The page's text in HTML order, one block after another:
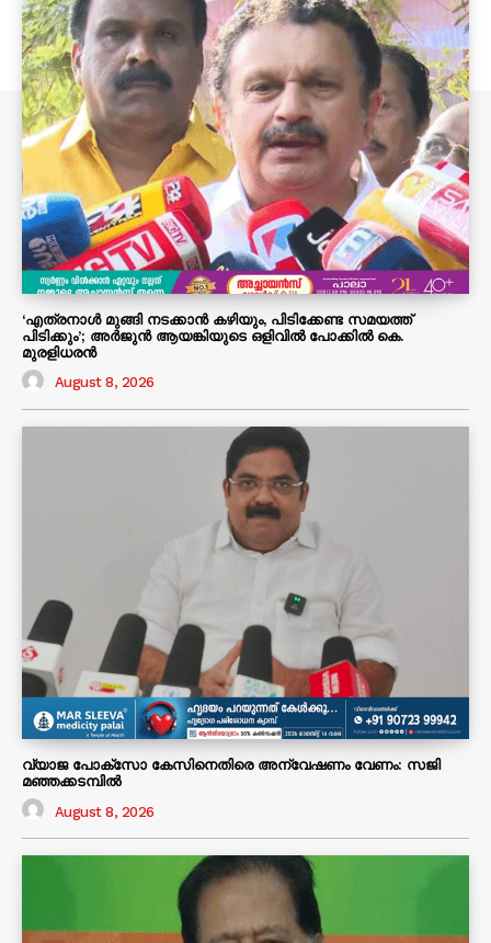
‘എത്രനാൾ മുങ്ങി നടക്കാൻ കഴിയും, പിടിക്കേണ്ട സമയത്ത്
പിടിക്കും’; അർജുൻ ആയങ്കിയുടെ ഒളിവിൽ പോക്കിൽ കെ.
മുരളിധരൻ
August 8, 2026
വ്യാജ പോക്സോ കേസിനെതിരെ അന്വേഷണം വേണം: സജി
മഞ്ഞക്കടമ്പിൽ
August 8, 2026